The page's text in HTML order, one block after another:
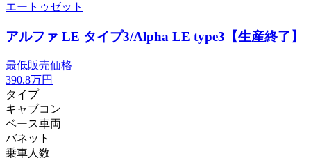
エートゥゼット
アルファ LE タイプ3/Alpha LE type3【生産終了】
最低販売価格
390.8万円
タイプ
キャブコン
ベース車両
バネット
乗車人数